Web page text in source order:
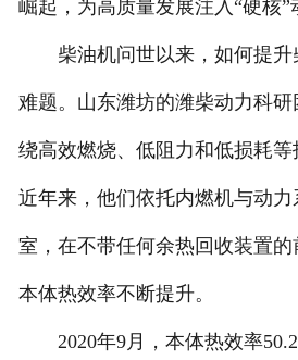
崛起，为高质量发展注入“硬核”
柴油机问世以来，如何提升
难题。山东潍坊的潍柴动力科研
绕高效燃烧、低阻力和低损耗等
近年来，他们依托内燃机与动
室，在不带任何余热回收装置
本体热效率不断提升。
2020年9月，本体热效率